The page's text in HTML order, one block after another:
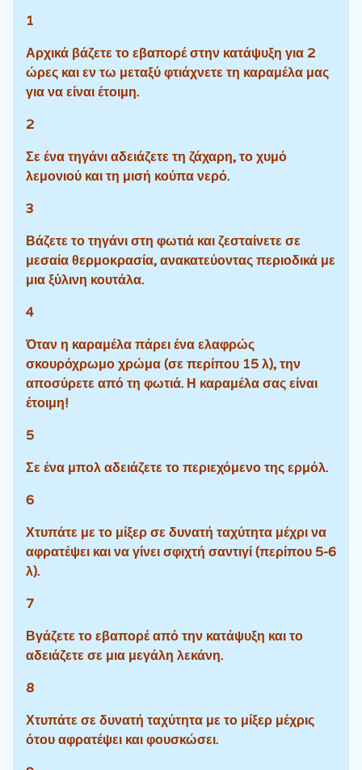
1
Αρχικά βάζετε το εβαπορέ στην κατάψυξη για 2
ώρες και εν τω μεταξύ φτιάχνετε τη καραμέλα μας
για να είναι έτοιμη.
2
Σε ένα τηγάνι αδειάζετε τη ζάχαρη, το χυμό
λεμονιού και τη μισή κούπα νερό.
3
Βάζετε το τηγάνι στη φωτιά και ζεσταίνετε σε
μεσαία θερμοκρασία, ανακατεύοντας περιοδικά με
μια ξύλινη κουτάλα.
4
Όταν η καραμέλα πάρει ένα ελαφρώς
σκουρόχρωμο χρώμα (σε περίπου 15 λ), την
αποσύρετε από τη φωτιά. Η καραμέλα σας είναι
έτοιμη!
5
Σε ένα μπολ αδειάζετε το περιεχόμενο της ερμόλ.
6
Χτυπάτε με το μίξερ σε δυνατή ταχύτητα μέχρι να
αφρατέψει και να γίνει σφιχτή σαντιγί (περίπου 5-6
λ).
7
Βγάζετε το εβαπορέ από την κατάψυξη και το
αδειάζετε σε μια μεγάλη λεκάνη.
8
Χτυπάτε σε δυνατή ταχύτητα με το μίξερ μέχρις
ότου αφρατέψει και φουσκώσει.